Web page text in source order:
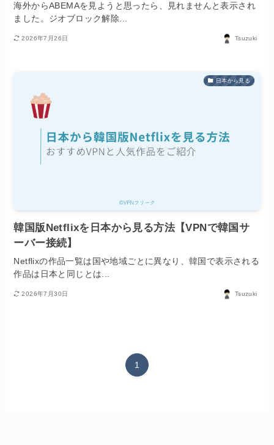
海外からABEMAを見ようと思ったら、見れませんと表示され
ました。ジオブロック解除...
2026年7月26日 Tsuzuki
日本から見る
韓国版Netflixを日本から見る方法【VPNで韓国サ
ーバー接続】
Netflixの作品一覧は国や地域ごとに異なり、韓国で表示される
作品は日本と同じとは...
2026年7月30日 Tsuzuki
1